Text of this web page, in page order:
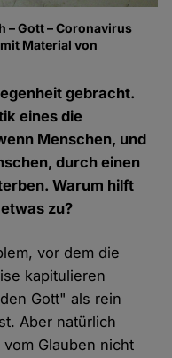
– Gott – Coronavirus
Material von
gebracht.
eines die
Menschen, und
durch einen
Warum hilft
zu?
vor dem die
kapitulieren
Gott" als rein
Aber natürlich
Glauben nicht